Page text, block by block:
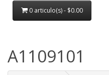
0 articulo(s) - $0.00
A1109101